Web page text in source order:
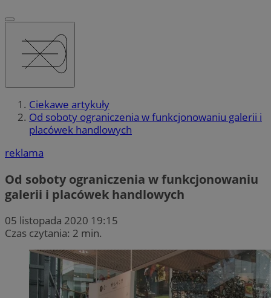
Ciekawe artykuły
Od soboty ograniczenia w funkcjonowaniu galerii i
placówek handlowych
reklama
Od soboty ograniczenia w funkcjonowaniu
galerii i placówek handlowych
05 listopada 2020 19:15
Czas czytania: 2 min.